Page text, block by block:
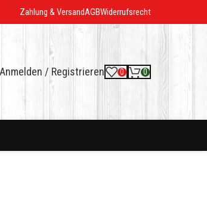
Zahlung & VersandAGBWiderrufsrecht
Anmelden / Registrieren 0 0